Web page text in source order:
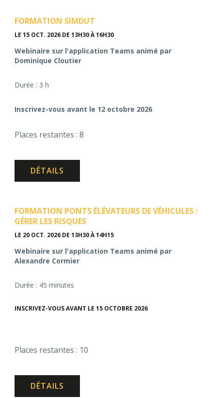
FORMATION SIMDUT
LE 15 OCT. 2026 DE 13H30 À 16H30
Webinaire sur l'application Teams animé par
Dominique Cloutier
Durée : 3 h
Inscrivez-vous avant le 12 octobre 2026
Places restantes : 8
DÉTAILS
FORMATION PONTS ÉLÉVATEURS DE VÉHICULES :
GÉRER LES RISQUES
LE 20 OCT. 2026 DE 13H30 À 14H15
Webinaire sur l'application Teams animé par
Alexandre Cormier
Durée : 45 minutes
INSCRIVEZ-VOUS AVANT LE 15 OCTOBRE 2026
Places restantes : 10
DÉTAILS